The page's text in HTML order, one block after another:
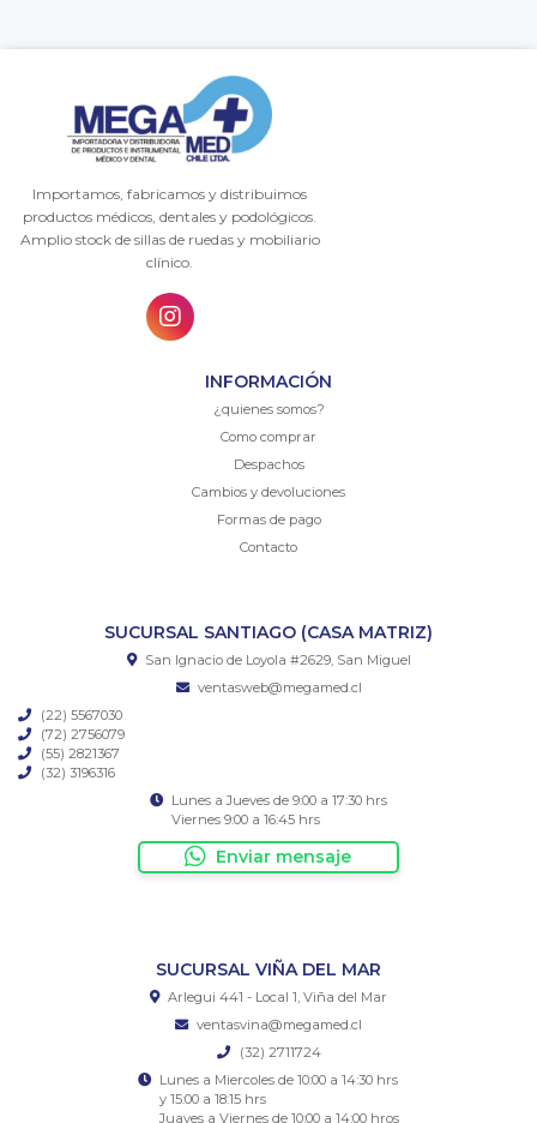
Importamos, fabricamos y distribuimos
productos médicos, dentales y podológicos.
Amplio stock de sillas de ruedas y mobiliario
clínico.
INFORMACIÓN
¿quienes somos?
Como comprar
Despachos
Cambios y devoluciones
Formas de pago
Contacto
SUCURSAL SANTIAGO (CASA MATRIZ)
San Ignacio de Loyola #2629, San Miguel
ventasweb@megamed.cl
(22) 5567030
(72) 2756079
(55) 2821367
(32) 3196316
Lunes a Jueves de 9:00 a 17:30 hrs
Viernes 9:00 a 16:45 hrs
Enviar mensaje
SUCURSAL VIÑA DEL MAR
Arlegui 441 - Local 1, Viña del Mar
ventasvina@megamed.cl
(32) 2711724
Lunes a Miercoles de 10:00 a 14:30 hrs
y 15:00 a 18:15 hrs
Juaves a Viernes de 10:00 a 14:00 hros